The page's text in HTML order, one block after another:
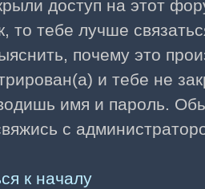
доступ на этот
то тебе лучше
почему это
и тебе не
имя и пароль.
с
к началу